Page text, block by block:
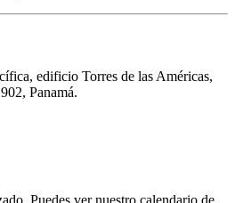
edificio Torres de las Américas,
Panamá.
Puedes ver nuestro calendario de